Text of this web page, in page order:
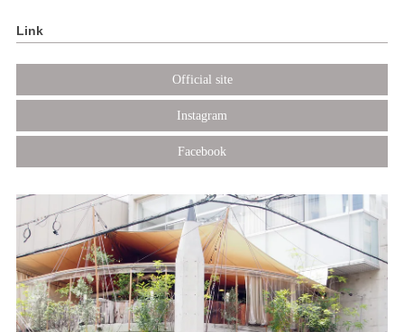
Link
Official site
Instagram
Facebook